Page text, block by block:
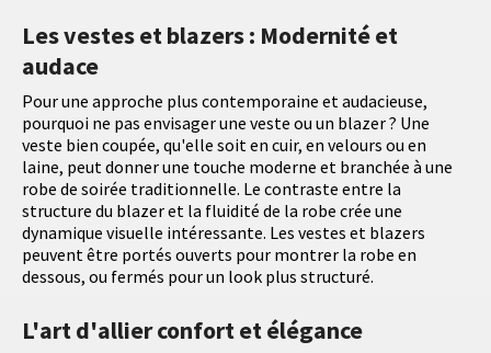
Les vestes et blazers : Modernité et
audace
Pour une approche plus contemporaine et audacieuse,
pourquoi ne pas envisager une veste ou un blazer ? Une
veste bien coupée, qu'elle soit en cuir, en velours ou en
laine, peut donner une touche moderne et branchée à une
robe de soirée traditionnelle. Le contraste entre la
structure du blazer et la fluidité de la robe crée une
dynamique visuelle intéressante. Les vestes et blazers
peuvent être portés ouverts pour montrer la robe en
dessous, ou fermés pour un look plus structuré.
L'art d'allier confort et élégance